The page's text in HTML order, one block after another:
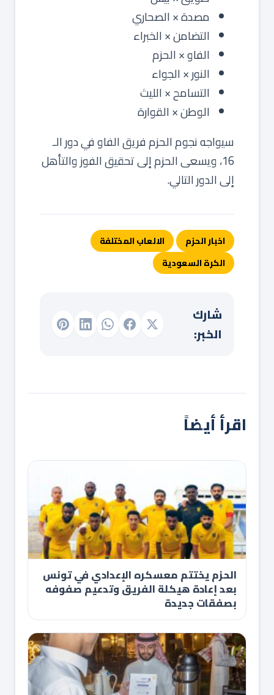
مصدة × الصحاري
التضامن × الخبراء
الفاو × الحزم
النور × الجواء
التسامح × الليث
الوطن × القوارة
سيواجه نجوم الحزم فريق الفاو في دور الـ
16، ويسعى الحزم إلى تحقيق الفوز والتأهل
إلى الدور التالي.
اخبار الحزم
الالعاب المختلفة
الكرة السعودية
شارك
الخبر:
اقرأ أيضاً
الحزم يختتم معسكره الإعدادي في تونس
بعد إعادة هيكلة الفريق وتدعيم صفوفه
بصفقات جديدة